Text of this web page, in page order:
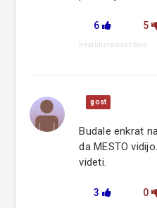
6 5
neprimerno vsebino
gost
Budale enkrat
da MESTO
videti.
3 0